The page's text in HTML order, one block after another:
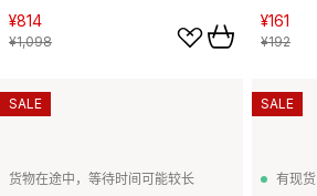
¥814
¥1,098
¥161
¥192
货物在途中，等待时间可能较长
SALE
有现货
SALE